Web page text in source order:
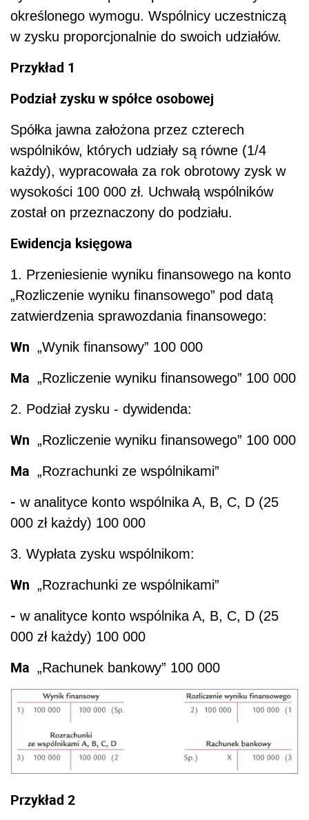
określonego wymogu. Wspólnicy uczestniczą
w zysku proporcjonalnie do swoich udziałów.
Przykład 1
Podział zysku w spółce osobowej
Spółka jawna założona przez czterech
wspólników, których udziały są równe (1/4
każdy), wypracowała za rok obrotowy zysk w
wysokości 100 000 zł. Uchwałą wspólników
został on przeznaczony do podziału.
Ewidencja księgowa
1. Przeniesienie wyniku finansowego na konto
„Rozliczenie wyniku finansowego” pod datą
zatwierdzenia sprawozdania finansowego:
Wn „Wynik finansowy” 100 000
Ma „Rozliczenie wyniku finansowego” 100 000
2. Podział zysku - dywidenda:
Wn „Rozliczenie wyniku finansowego” 100 000
Ma „Rozrachunki ze wspólnikami”
- w analityce konto wspólnika A, B, C, D (25
000 zł każdy) 100 000
3. Wypłata zysku wspólnikom:
Wn „Rozrachunki ze wspólnikami”
- w analityce konto wspólnika A, B, C, D (25
000 zł każdy) 100 000
Ma „Rachunek bankowy” 100 000
Przykład 2